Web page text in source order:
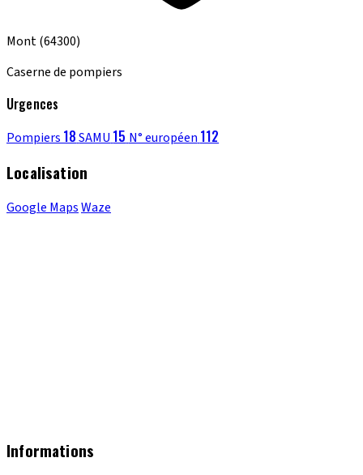
Mont(64300)
Caserne de pompiers
Urgences
Pompiers 18SAMU 15 N° européen 112
Localisation
Google MapsWaze
Informations